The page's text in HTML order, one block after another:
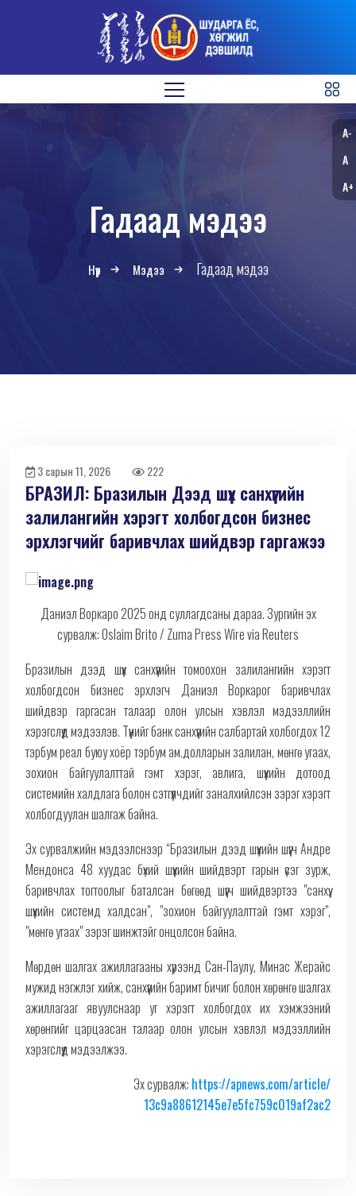
Гадаад мэдээ
Нүүр Мэдээ Гадаад мэдээ
3 сарын 11, 2026 222
БРАЗИЛ: Бразилын Дээд шүүх санхүүгийн
залилангийн хэрэгт холбогдсон бизнес
эрхлэгчийг баривчлах шийдвэр гаргажээ
Даниэл Воркаро 2025 онд суллагдсаны дараа. Зургийн эх
сурвалж: Oslaim Brito / Zuma Press Wire via Reuters
Бразилын дээд шүүх санхүүгийн томоохон залилангийн хэрэгт
холбогдсон бизнес эрхлэгч Даниэл Воркарог баривчлах
шийдвэр гаргасан талаар олон улсын хэвлэл мэдээллийн
хэрэгслүүд мэдээлэв. Түүнийг банк санхүүгийн салбартай холбогдох 12
тэрбум реал буюу хоёр тэрбум ам.долларын залилан, мөнгө угаах,
зохион байгуулалттай гэмт хэрэг, авлига, шүүхийн дотоод
системийн халдлага болон сэтгүүлчдийг заналхийлсэн зэрэг хэрэгт
холбогдуулан шалгаж байна.
Эх сурвалжийн мэдээлснээр “Бразилын дээд шүүхийн шүүгч Андре
Мендонса 48 хуудас бүхий шүүхийн шийдвэрт гарын үсэг зурж,
баривчлах тогтоолыг баталсан бөгөөд шүүгч шийдвэртээ "санхүү,
шүүхийн системд халдсан", "зохион байгуулалттай гэмт хэрэг",
"мөнгө угаах" зэрэг шинжтэйг онцолсон байна.
Мөрдөн шалгах ажиллагааны хүрээнд Сан-Паулу, Минас Жерайс
мужид нэгжлэг хийж, санхүүгийн баримт бичиг болон хөрөнгө шалгах
ажиллагааг явуулснаар уг хэрэгт холбогдох их хэмжээний
хөрөнгийг царцаасан талаар олон улсын хэвлэл мэдээллийн
хэрэгслүүд мэдээлжээ.
Эх сурвалж: https://apnews.com/article/
13c9a88612145e7e5fc759c019af2ac2
A-
A
A+